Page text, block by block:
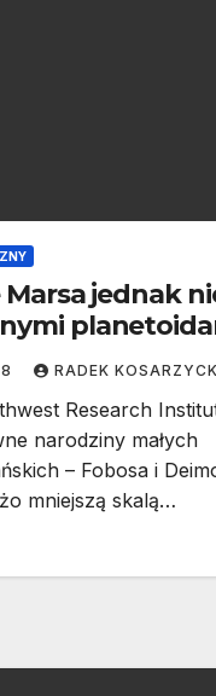
Marsa jednak
RADEK
Research
narodziny małych
– Fobosa i
mniejszą skalą…